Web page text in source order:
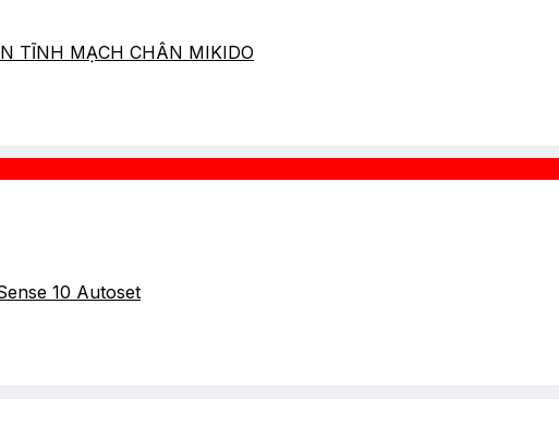
TĨNH MẠCH CHÂN MIKIDO
10 Autoset